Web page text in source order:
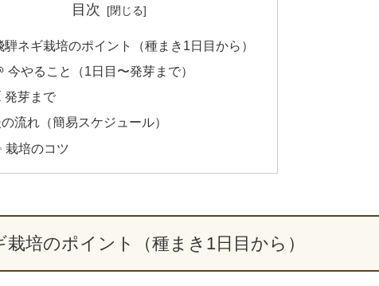
目次
騨ネギ栽培のポイント（種まき1日目から）
今やること（1日目〜発芽まで）
発芽まで
流れ（簡易スケジュール）
栽培のコツ
栽培のポイント（種まき1日目から）